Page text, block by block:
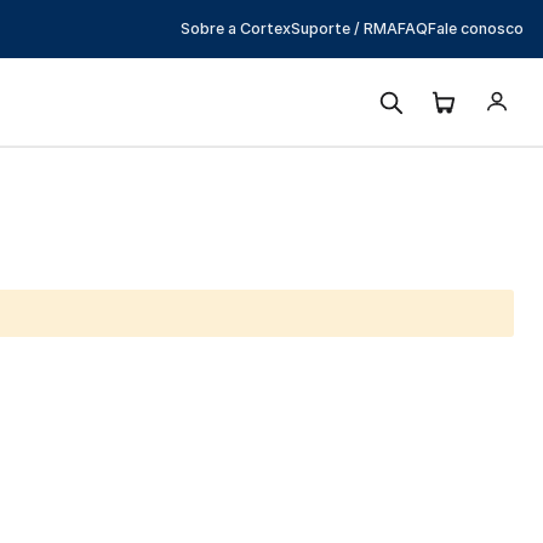
Sobre a CortexSuporte / RMAFAQFale conosco